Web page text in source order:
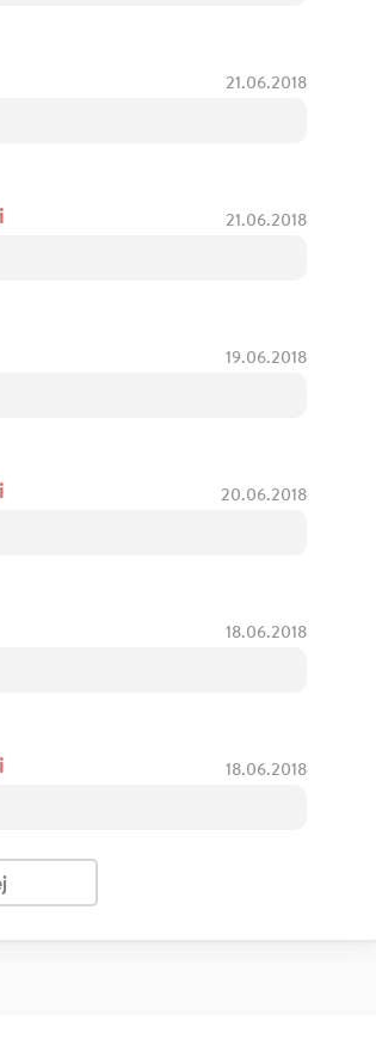
21.06.2018
21.06.2018
19.06.2018
20.06.2018
18.06.2018
18.06.2018